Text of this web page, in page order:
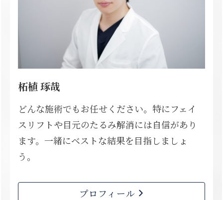
柘植 琢哉
どんな施術でもお任せください。特にフェイ
スリフトや目元のたるみ解消には自信があり
ます。一緒にベストな結果を目指しましょ
う。
プロフィール